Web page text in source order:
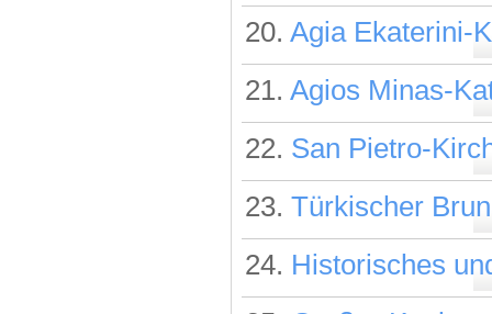
20. Agia Ekaterini-
21. Agios Minas-
22. San Pietro-
23. Türkischer
24. Historisches